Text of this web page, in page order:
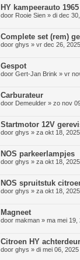
HY kampeerauto
door Rooie Sien » di dec
Complete set (rem)
door ghys » vr dec 26,
Gespot
door Gert-Jan Brink » vr
Carburateur
door Demeulder » zo nov
Startmotor 12V
door ghys » za okt 18,
NOS parkeerlampjes
door ghys » za okt 18,
NOS spruitstuk
door ghys » za okt 18,
Magneet
door makman » ma mei 19,
Citroen HY
door ghys » di mei 06,